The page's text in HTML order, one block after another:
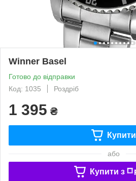
Winner Basel
Готово до відправки
Код: 1035
Роздріб
1 395 ₴
Купити
або
Купити з